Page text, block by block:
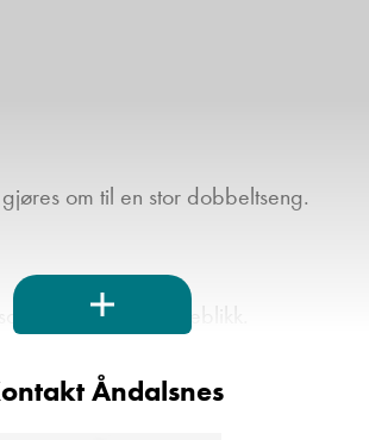
om til en stor dobbeltseng.
på et øyeblikk.
Åndalsnes